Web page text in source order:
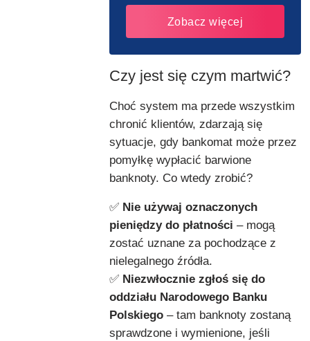
Zobacz więcej
Czy jest się czym martwić?
Choć system ma przede wszystkim
chronić klientów, zdarzają się
sytuacje, gdy bankomat może przez
pomyłkę wypłacić barwione
banknoty. Co wtedy zrobić?
✅ Nie używaj oznaczonych
pieniędzy do płatności – mogą
zostać uznane za pochodzące z
nielegalnego źródła.
✅ Niezwłocznie zgłoś się do
oddziału Narodowego Banku
Polskiego – tam banknoty zostaną
sprawdzone i wymienione, jeśli